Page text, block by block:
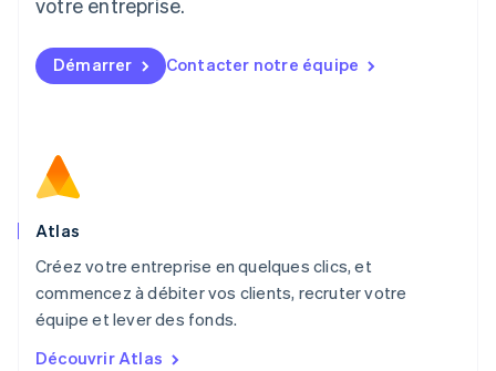
votre entreprise.
Démarrer Contacter notre équipe
Atlas
Créez votre entreprise en quelques clics, et
commencez à débiter vos clients, recruter votre
équipe et lever des fonds.
Découvrir Atlas
FrançaisDeutschEnglish
English简体中文
Malte
English
Nouvelle-Zélande
English
NederlandsEnglish
Pologne
English
PortuguêsEnglish